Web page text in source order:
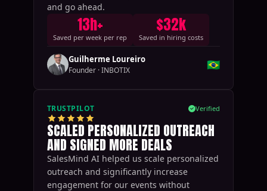
and go ahead.
13h+
Saved per week per rep
$32k
Saved in hiring costs
Guilherme Loureiro
Founder ·INBOTIX 🇧🇷
TRUSTPILOT Verified
SCALED PERSONALIZED OUTREACH
AND SIGNED MORE DEALS
SalesMind AI helped us scale personalized
outreach and significantly increase
engagement for our events without